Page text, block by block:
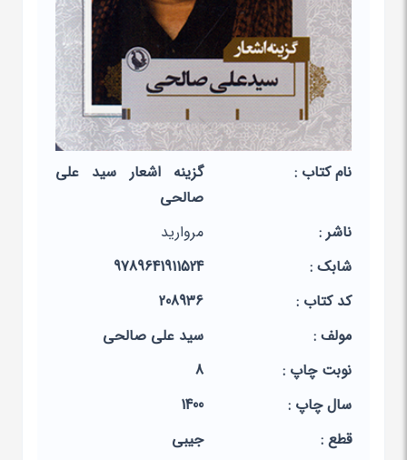
نام کتاب :
گزینه اشعار سید علی
صالحی
ناشر :
مروارید
شابک :
9789641911524
کد کتاب :
208936
مولف :
سید علی صالحی
نوبت چاپ :
8
سال چاپ :
1400
قطع :
جیبی